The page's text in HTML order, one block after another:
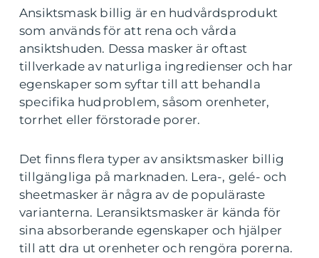
Ansiktsmask billig är en hudvårdsprodukt
som används för att rena och vårda
ansiktshuden. Dessa masker är oftast
tillverkade av naturliga ingredienser och har
egenskaper som syftar till att behandla
specifika hudproblem, såsom orenheter,
torrhet eller förstorade porer.
Det finns flera typer av ansiktsmasker billig
tillgängliga på marknaden. Lera-, gelé- och
sheetmasker är några av de populäraste
varianterna. Leransiktsmasker är kända för
sina absorberande egenskaper och hjälper
till att dra ut orenheter och rengöra porerna.